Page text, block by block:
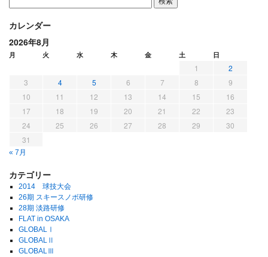
カレンダー
2026年8月
月 火 水 木 金 土 日
1
2
3
4 5 6 7 8
9
10
11 12 13 14 15
16
17
18 19 20 21 22
23
24
25 26 27 28 29
30
31
« 7月
カテゴリー
2014 球技大会
26期 スキースノボ研修
28期 淡路研修
FLAT in OSAKA
GLOBALⅠ
GLOBALⅡ
GLOBALⅢ